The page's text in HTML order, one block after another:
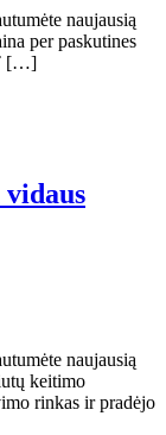
naujausią
per paskutines
[…]
naujausią
keitimo
rinkas ir pradėjo